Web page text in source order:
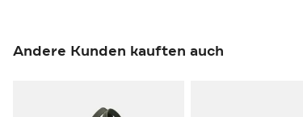
Andere Kunden kauften auch